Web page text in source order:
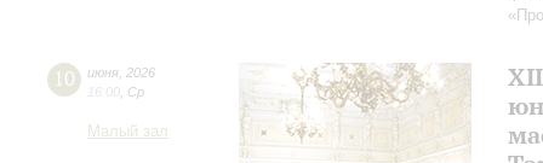
10 июня 2026
16:00 Ср
Малый зал